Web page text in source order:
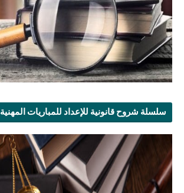
سلسلة شروح قانونية للإعداد للمباريات المهنية